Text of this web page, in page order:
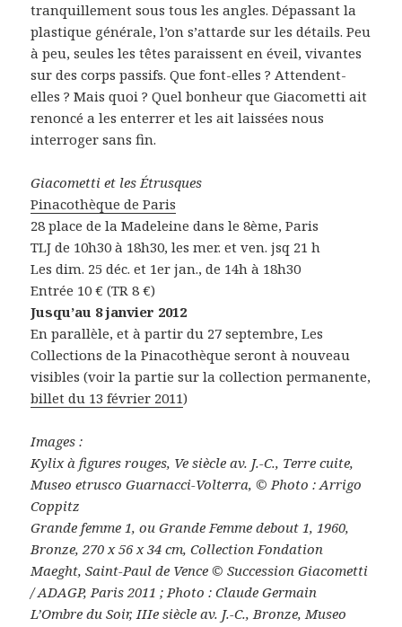
tranquillement sous tous les angles. Dépassant la
plastique générale, l’on s’attarde sur les détails. Peu
à peu, seules les têtes paraissent en éveil, vivantes
sur des corps passifs. Que font-elles ? Attendent-
elles ? Mais quoi ? Quel bonheur que Giacometti ait
renoncé a les enterrer et les ait laissées nous
interroger sans fin.
Giacometti et les Étrusques
Pinacothèque de Paris
28 place de la Madeleine dans le 8ème, Paris
TLJ de 10h30 à 18h30, les mer. et ven. jsq 21 h
Les dim. 25 déc. et 1er jan., de 14h à 18h30
Entrée 10 € (TR 8 €)
Jusqu’au 8 janvier 2012
En parallèle, et à partir du 27 septembre, Les
Collections de la Pinacothèque seront à nouveau
visibles (voir la partie sur la collection permanente,
billet du 13 février 2011)
Images :
Kylix à figures rouges, Ve siècle av. J.-C., Terre cuite,
Museo etrusco Guarnacci-Volterra, © Photo : Arrigo
Coppitz
Grande femme 1, ou Grande Femme debout 1, 1960,
Bronze, 270 x 56 x 34 cm, Collection Fondation
Maeght, Saint-Paul de Vence © Succession Giacometti
/ ADAGP, Paris 2011 ; Photo : Claude Germain
L’Ombre du Soir, IIIe siècle av. J.-C., Bronze, Museo